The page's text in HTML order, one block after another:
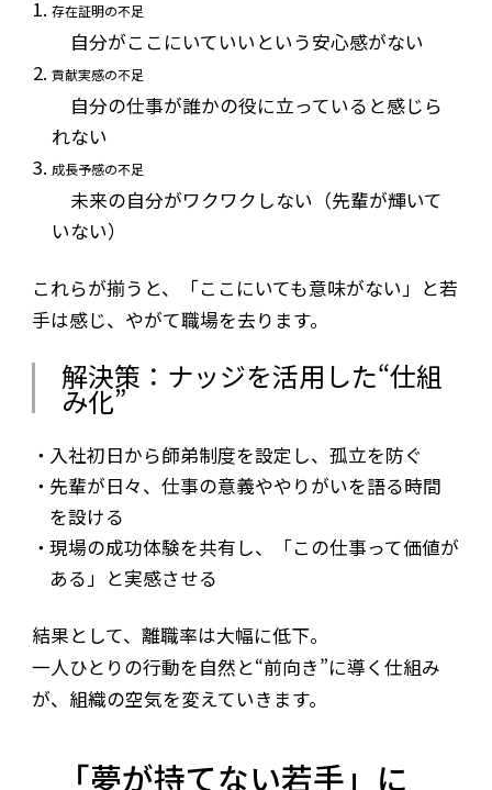
存在証明の不足
自分がここにいていいという安心感がない
貢献実感の不足
自分の仕事が誰かの役に立っていると感じら
れない
成長予感の不足
未来の自分がワクワクしない（先輩が輝いて
いない）
これらが揃うと、「ここにいても意味がない」と若
手は感じ、やがて職場を去ります。
解決策：ナッジを活用した“仕組
み化”
入社初日から師弟制度を設定し、孤立を防ぐ
先輩が日々、仕事の意義ややりがいを語る時間
を設ける
現場の成功体験を共有し、「この仕事って価値が
ある」と実感させる
結果として、離職率は大幅に低下。
一人ひとりの行動を自然と“前向き”に導く仕組み
が、組織の空気を変えていきます。
「夢が持てない若手」に